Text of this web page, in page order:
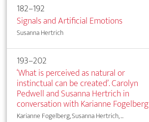
182–192
Signals and Artificial Emotions
Susanna Hertrich
193–202
‘What is perceived as natural or
instinctual can be created’. Carolyn
Pedwell and Susanna Hertrich in
conversation with Karianne Fogelberg
Karianne Fogelberg, Susanna Hertrich, ...